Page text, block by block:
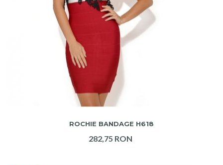
ADAUGA IN COS
ROCHIE BANDAGE H618
282,75 RON